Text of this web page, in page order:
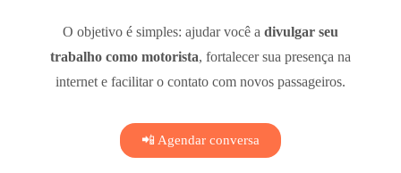
O objetivo é simples: ajudar você a divulgar seu
trabalho como motorista, fortalecer sua presença na
internet e facilitar o contato com novos passageiros.
📲 Agendar conversa